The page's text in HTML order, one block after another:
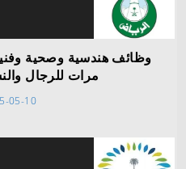
وظائف هندسية وصحية
مرات للرجال
05-10